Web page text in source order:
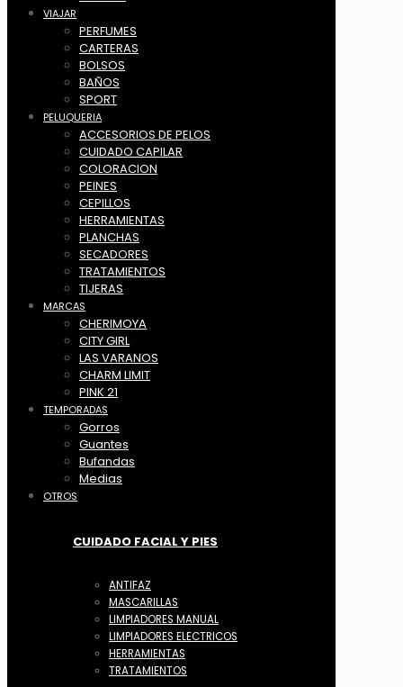
VIAJAR
PERFUMES
CARTERAS
BOLSOS
BAÑOS
SPORT
PELUQUERIA
ACCESORIOS DE PELOS
CUIDADO CAPILAR
COLORACION
PEINES
CEPILLOS
HERRAMIENTAS
PLANCHAS
SECADORES
TRATAMIENTOS
TIJERAS
MARCAS
CHERIMOYA
CITY GIRL
LAS VARANOS
CHARM LIMIT
PINK 21
TEMPORADAS
Gorros
Guantes
Bufandas
Medias
OTROS
CUIDADO FACIAL Y PIES
ANTIFAZ
MASCARILLAS
LIMPIADORES MANUAL
LIMPIADORES ELECTRICOS
HERRAMIENTAS
TRATAMIENTOS